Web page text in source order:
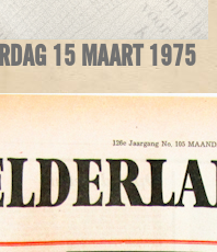
15 MAART 1975